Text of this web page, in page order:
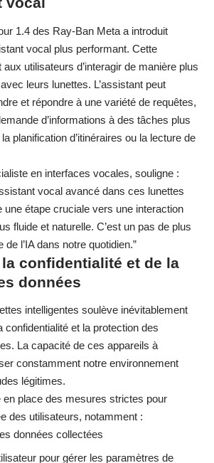
1.4 des Ray-Ban Meta a introduit
vocal plus performant. Cette
utilisateurs d’interagir de manière plus
leurs lunettes. L’assistant peut
et répondre à une variété de requêtes,
d’informations à des tâches plus
planification d’itinéraires ou la lecture de
en interfaces vocales, souligne :
vocal avancé dans ces lunettes
une étape cruciale vers une interaction
fluide et naturelle. C’est un pas de plus
de l’IA dans notre quotidien.”
confidentialité et de la
données
intelligentes soulève inévitablement
confidentialité et la protection des
La capacité de ces appareils à
constamment notre environnement
légitimes.
place des mesures strictes pour
des utilisateurs, notamment :
données collectées
pour gérer les paramètres de